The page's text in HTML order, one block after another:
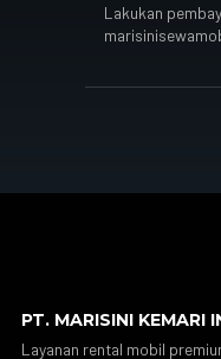
Lakukan
PT. MARISINI KEMARI
Layanan rental mobil